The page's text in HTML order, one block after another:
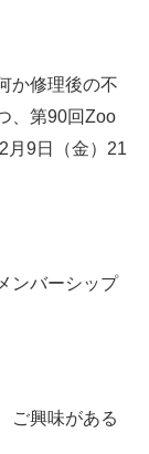
か修理後の不
、第90回Zoo
月9日（金）21
ンバーシップ
ご興味がある